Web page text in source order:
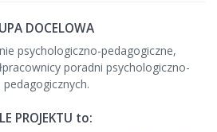
DOCELOWA
psychologiczno-pedagogiczne,
poradni psychologiczno-
pedagogicznych.
PROJEKTU to: